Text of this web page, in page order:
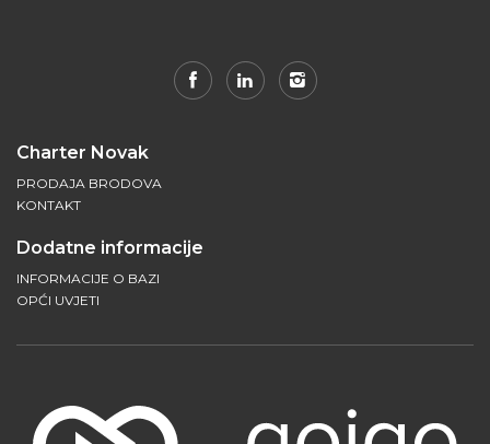
Charter Novak
PRODAJA BRODOVA
KONTAKT
Dodatne informacije
INFORMACIJE O BAZI
OPĆI UVJETI